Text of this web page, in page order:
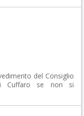
del Consiglio
Cuffaro se non si